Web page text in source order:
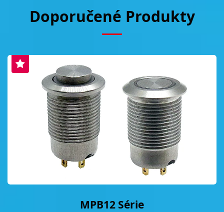
Doporučené Produkty
MPB12 Série